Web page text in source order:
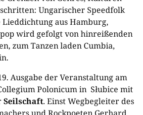
Ungarischer Speedfolk
aus Hamburg,
wird gefolgt von hinreißenden
zum Tanzen laden Cumbia,
Ausgabe der Veranstaltung am
Polonicum in Słubice mit
Seilschaft. Einst Wegbegleiter des